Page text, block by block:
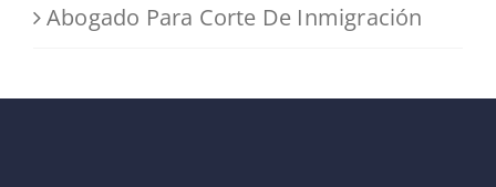
Abogado Para Corte De Inmigración